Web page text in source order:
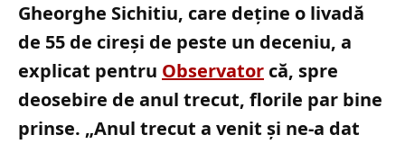
Gheorghe Sichitiu, care deține o livadă
de 55 de cireși de peste un deceniu, a
explicat pentru Observator că, spre
deosebire de anul trecut, florile par bine
prinse. „Anul trecut a venit şi ne-a dat